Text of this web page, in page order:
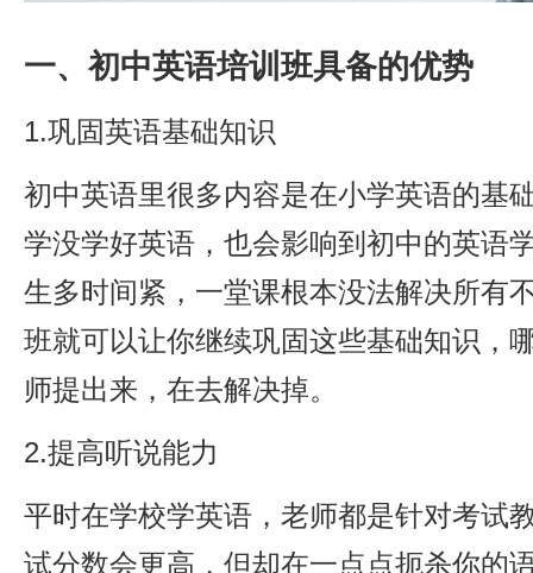
一、初中英语培训班具备的优势
1.巩固英语基础知识
初中英语里很多内容是在小学英语的基
学没学好英语，也会影响到初中的英语
生多时间紧，一堂课根本没法解决所有
班就可以让你继续巩固这些基础知识，
师提出来，在去解决掉。
2.提高听说能力
平时在学校学英语，老师都是针对考试
试分数会更高，但却在一点点扼杀你的